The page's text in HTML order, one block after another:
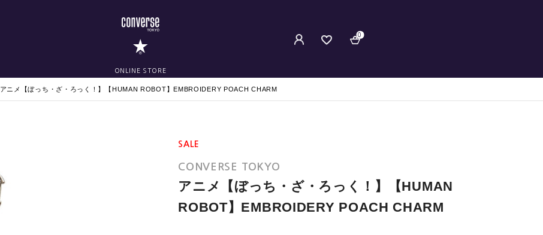
ONLINE STORE
0
アニメ【ぼっち・ざ・ろっく！】【HUMAN ROBOT】EMBROIDERY POACH CHARM
SALE
CONVERSE TOKYO
アニメ【ぼっち・ざ・ろっく！】【HUMAN
ROBOT】EMBROIDERY POACH CHARM